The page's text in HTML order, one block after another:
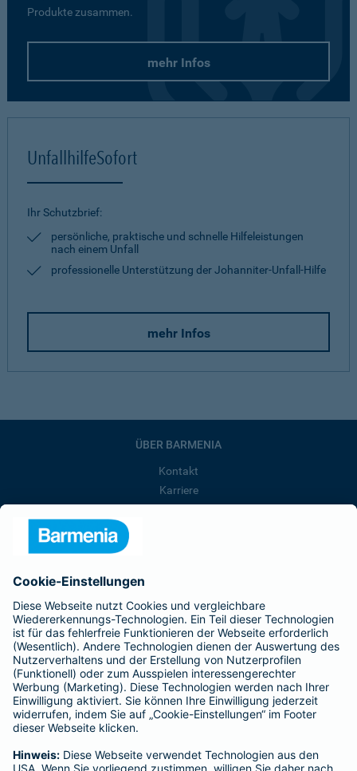
Produkte zusammen.
mehr Infos
UnfallhilfeSofort
Ihr Schutzbrief:
persönliche, praktische und schnelle Hilfeleistungen
nach einem Unfall
professionelle Unterstützung der Johanniter-Unfall-Hilfe
mehr Infos
ÜBER BARMENIA
Kontakt
Karriere
Barmenia ist Teil der BarmeniaGothaer
BELIEBTE SEITEN
Kranken-Zusatzversicherung
Tierversicherungen
Haftpflichtversicherung
Hausratversicherung
Adresse ändern